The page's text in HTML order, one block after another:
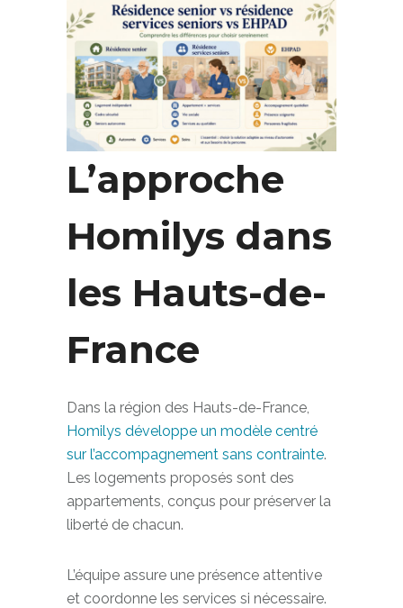
L’approche
Homilys dans
les Hauts-de-
France
Dans la région des Hauts-de-France,
Homilys développe un modèle centré
sur l’accompagnement sans contrainte
Les logements proposés sont des
appartements, conçus pour préserver la
L’équipe assure une présence attentive